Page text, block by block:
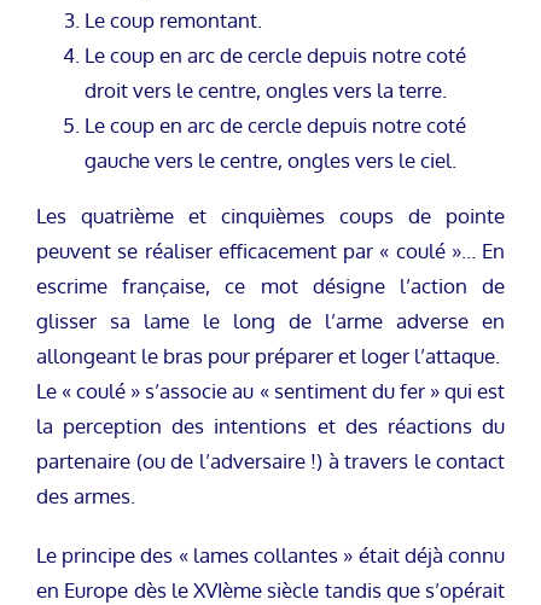
Le coup remontant.
Le coup en arc de cercle depuis notre coté
droit vers le centre, ongles vers la terre.
Le coup en arc de cercle depuis notre coté
gauche vers le centre, ongles vers le ciel.
Les quatrième et cinquièmes coups de pointe
peuvent se réaliser efficacement par « coulé »… En
escrime française, ce mot désigne l’action de
glisser sa lame le long de l’arme adverse en
allongeant le bras pour préparer et loger l’attaque.
Le « coulé » s’associe au « sentiment du fer » qui est
la perception des intentions et des réactions du
partenaire (ou de l’adversaire !) à travers le contact
des armes.
Le principe des « lames collantes » était déjà connu
en Europe dès le XVIème siècle tandis que s’opérait